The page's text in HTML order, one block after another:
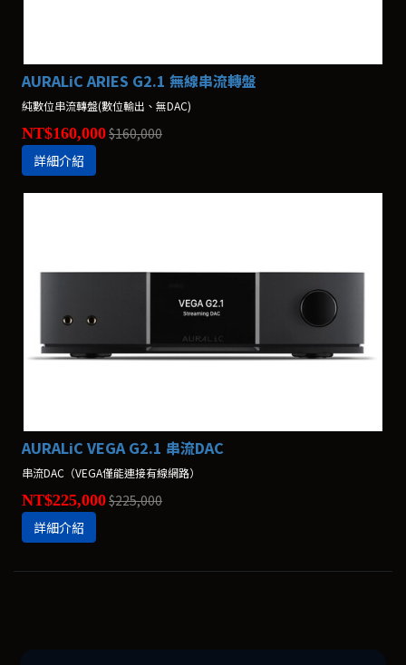
AURALiC ARIES G2.1 無線串流轉盤
純數位串流轉盤(數位輸出、無DAC)
NT$160,000$160,000
詳細介紹
AURALiC VEGA G2.1 串流DAC
串流DAC（VEGA僅能連接有線網路）
NT$225,000$225,000
詳細介紹